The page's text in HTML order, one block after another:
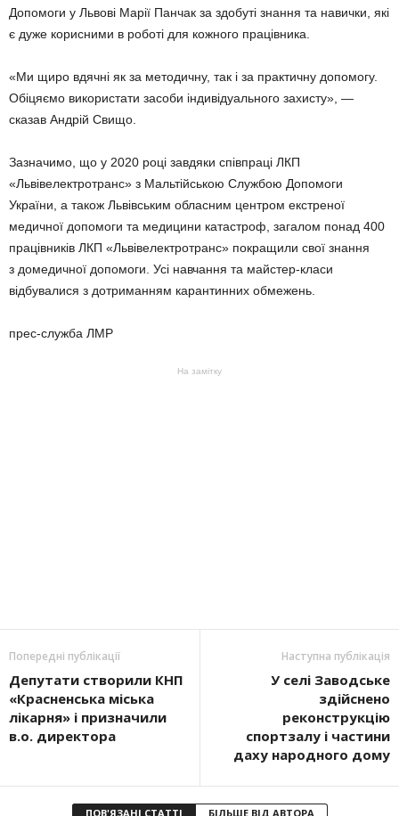
Допомоги у Львові Марії Панчак за здобуті знання та навички, які
є дуже корисними в роботі для кожного працівника.
«Ми щиро вдячні як за методичну, так і за практичну допомогу.
Обіцяємо використати засоби індивідуального захисту», —
сказав Андрій Свищо.
Зазначимо, що у 2020 році завдяки співпраці ЛКП
«Львівелектротранс» з Мальтійською Службою Допомоги
України, а також Львівським обласним центром екстреної
медичної допомоги та медицини катастроф, загалом понад 400
працівників ЛКП «Львівелектротранс» покращили свої знання
з домедичної допомоги. Усі навчання та майстер-класи
відбувалися з дотриманням карантинних обмежень.
прес-служба ЛМР
На замітку
Попередні публікації
Депутати створили КНП
«Красненська міська
лікарня» і призначили
в.о. директора
Наступна публікація
У селі Заводське
здійснено
реконструкцію
спортзалу і частини
даху народного дому
ПОВ'ЯЗАНІ СТАТТІ БІЛЬШЕ ВІД АВТОРА